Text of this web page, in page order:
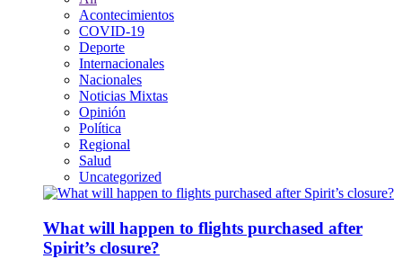
Acontecimientos
COVID-19
Deporte
Internacionales
Nacionales
Noticias Mixtas
Opinión
Política
Regional
Salud
Uncategorized
What will happen to flights purchased after
Spirit’s closure?